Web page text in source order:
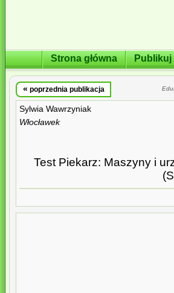
Strona główna Publikuj
« poprzednia publikacja
Sylwia Wawrzyniak
Włocławek
Test Piekarz: Maszyny i